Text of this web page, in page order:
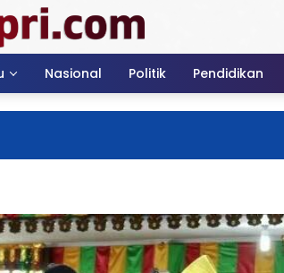
Nasional Politik Pendidikan